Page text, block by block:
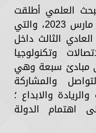
العلمي أطلقت
الاستراتيجية الوطنية الخاصة بها في مارس 2023، والتي
الثالث داخل
وتكنولوجيا
مبادئ سبعة وهي
والمشاركة
والابداع ؛
اهتمام الدولة